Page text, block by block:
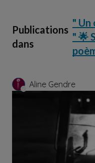
Publications
dans
" Un
" 🌟
Aline Gendre